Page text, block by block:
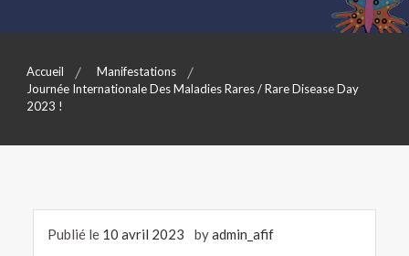
Accueil
Manifestations
Journée Internationale Des Maladies Rares / Rare Disease Day
2023 !
Publié le 10 avril 2023 byadmin_afif